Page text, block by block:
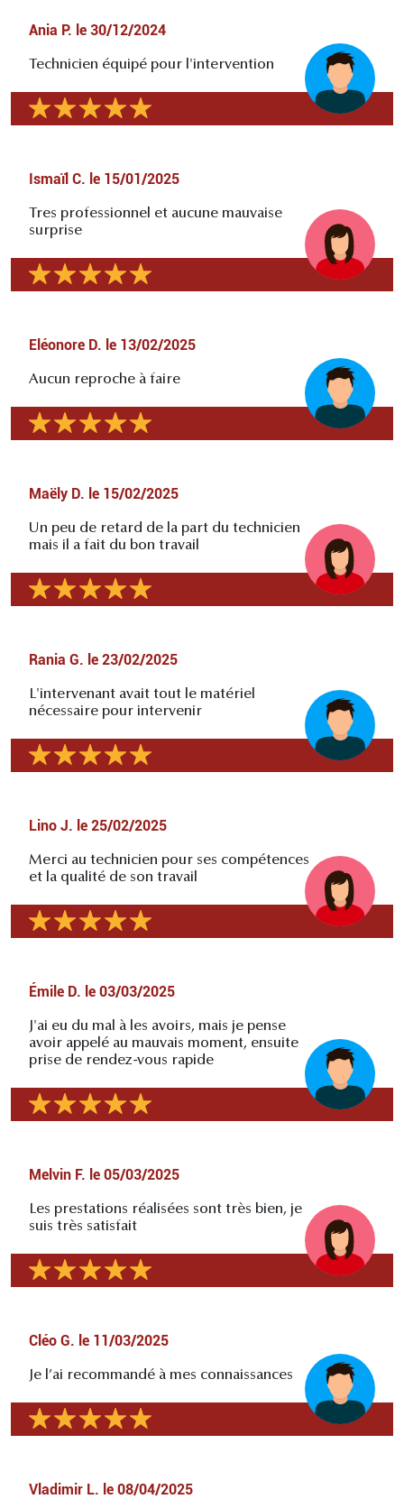
Ania P. le 30/12/2024
Technicien équipé pour l'intervention
Ismaïl C. le 15/01/2025
Tres professionnel et aucune mauvaise
surprise
Eléonore D. le 13/02/2025
Aucun reproche à faire
Maëly D. le 15/02/2025
Un peu de retard de la part du technicien
mais il a fait du bon travail
Rania G. le 23/02/2025
L'intervenant avait tout le matériel
nécessaire pour intervenir
Lino J. le 25/02/2025
Merci au technicien pour ses compétences
et la qualité de son travail
Émile D. le 03/03/2025
J'ai eu du mal à les avoirs, mais je pense
avoir appelé au mauvais moment, ensuite
prise de rendez-vous rapide
Melvin F. le 05/03/2025
Les prestations réalisées sont très bien, je
suis très satisfait
Cléo G. le 11/03/2025
Je l’ai recommandé à mes connaissances
Vladimir L. le 08/04/2025